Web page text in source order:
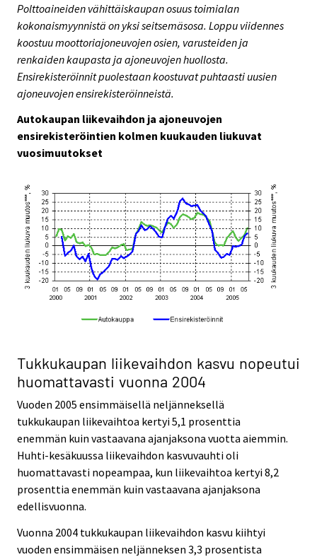
Polttoaineiden vähittäiskaupan osuus toimialan
kokonaismyynnistä on yksi seitsemäsosa. Loppu viidennes
koostuu moottoriajoneuvojen osien, varusteiden ja
renkaiden kaupasta ja ajoneuvojen huollosta.
Ensirekisteröinnit puolestaan koostuvat puhtaasti uusien
ajoneuvojen ensirekisteröinneistä.
Autokaupan liikevaihdon ja ajoneuvojen
ensirekisteröintien kolmen kuukauden liukuvat
vuosimuutokset
Tukkukaupan liikevaihdon kasvu nopeutui
huomattavasti vuonna 2004
Vuoden 2005 ensimmäisellä neljänneksellä
tukkukaupan liikevaihtoa kertyi 5,1 prosenttia
enemmän kuin vastaavana ajanjaksona vuotta aiemmin.
Huhti-kesäkuussa liikevaihdon kasvuvauhti oli
huomattavasti nopeampaa, kun liikevaihtoa kertyi 8,2
prosenttia enemmän kuin vastaavana ajanjaksona
edellisvuonna.
Vuonna 2004 tukkukaupan liikevaihdon kasvu kiihtyi
vuoden ensimmäisen neljänneksen 3,3 prosentista